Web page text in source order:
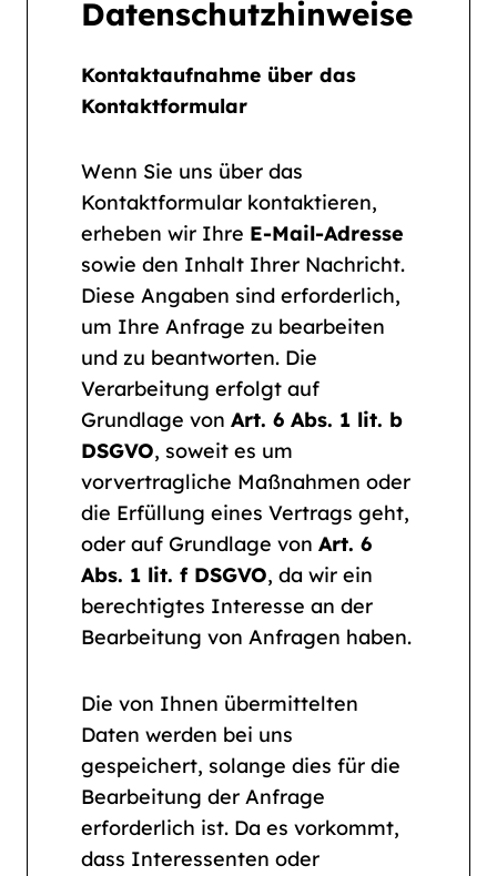
Datenschutzhinweise
Kontaktaufnahme über das
Kontaktformular
Wenn Sie uns über das
Kontaktformular kontaktieren,
erheben wir Ihre E-Mail-Adresse
sowie den Inhalt Ihrer Nachricht.
Diese Angaben sind erforderlich,
um Ihre Anfrage zu bearbeiten
und zu beantworten. Die
Verarbeitung erfolgt auf
Grundlage von Art. 6 Abs. 1 lit. b
DSGVO, soweit es um
vorvertragliche Maßnahmen oder
die Erfüllung eines Vertrags geht,
oder auf Grundlage von Art. 6
Abs. 1 lit. f DSGVO, da wir ein
berechtigtes Interesse an der
Bearbeitung von Anfragen haben.
Die von Ihnen übermittelten
Daten werden bei uns
gespeichert, solange dies für die
Bearbeitung der Anfrage
erforderlich ist. Da es vorkommt,
dass Interessenten oder